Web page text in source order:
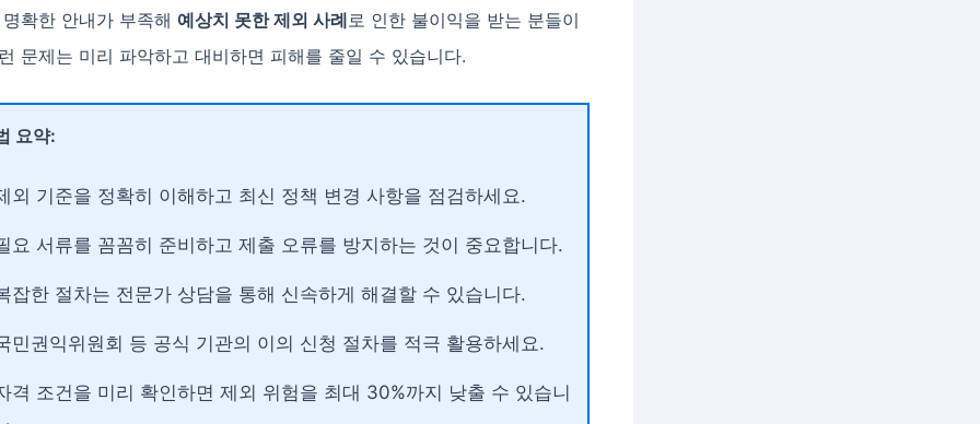
확한 안내가 부족해 예상치 못한 제외 사례로 인한 불이익을 받는 분들이
문제는 미리 파악하고 대비하면 피해를 줄일 수 있습니다.
요약:
외 기준을 정확히 이해하고 최신 정책 변경 사항을 점검하세요.
요 서류를 꼼꼼히 준비하고 제출 오류를 방지하는 것이 중요합니다.
잡한 절차는 전문가 상담을 통해 신속하게 해결할 수 있습니다.
민권익위원회 등 공식 기관의 이의 신청 절차를 적극 활용하세요.
격 조건을 미리 확인하면 제외 위험을 최대 30%까지 낮출 수 있습니